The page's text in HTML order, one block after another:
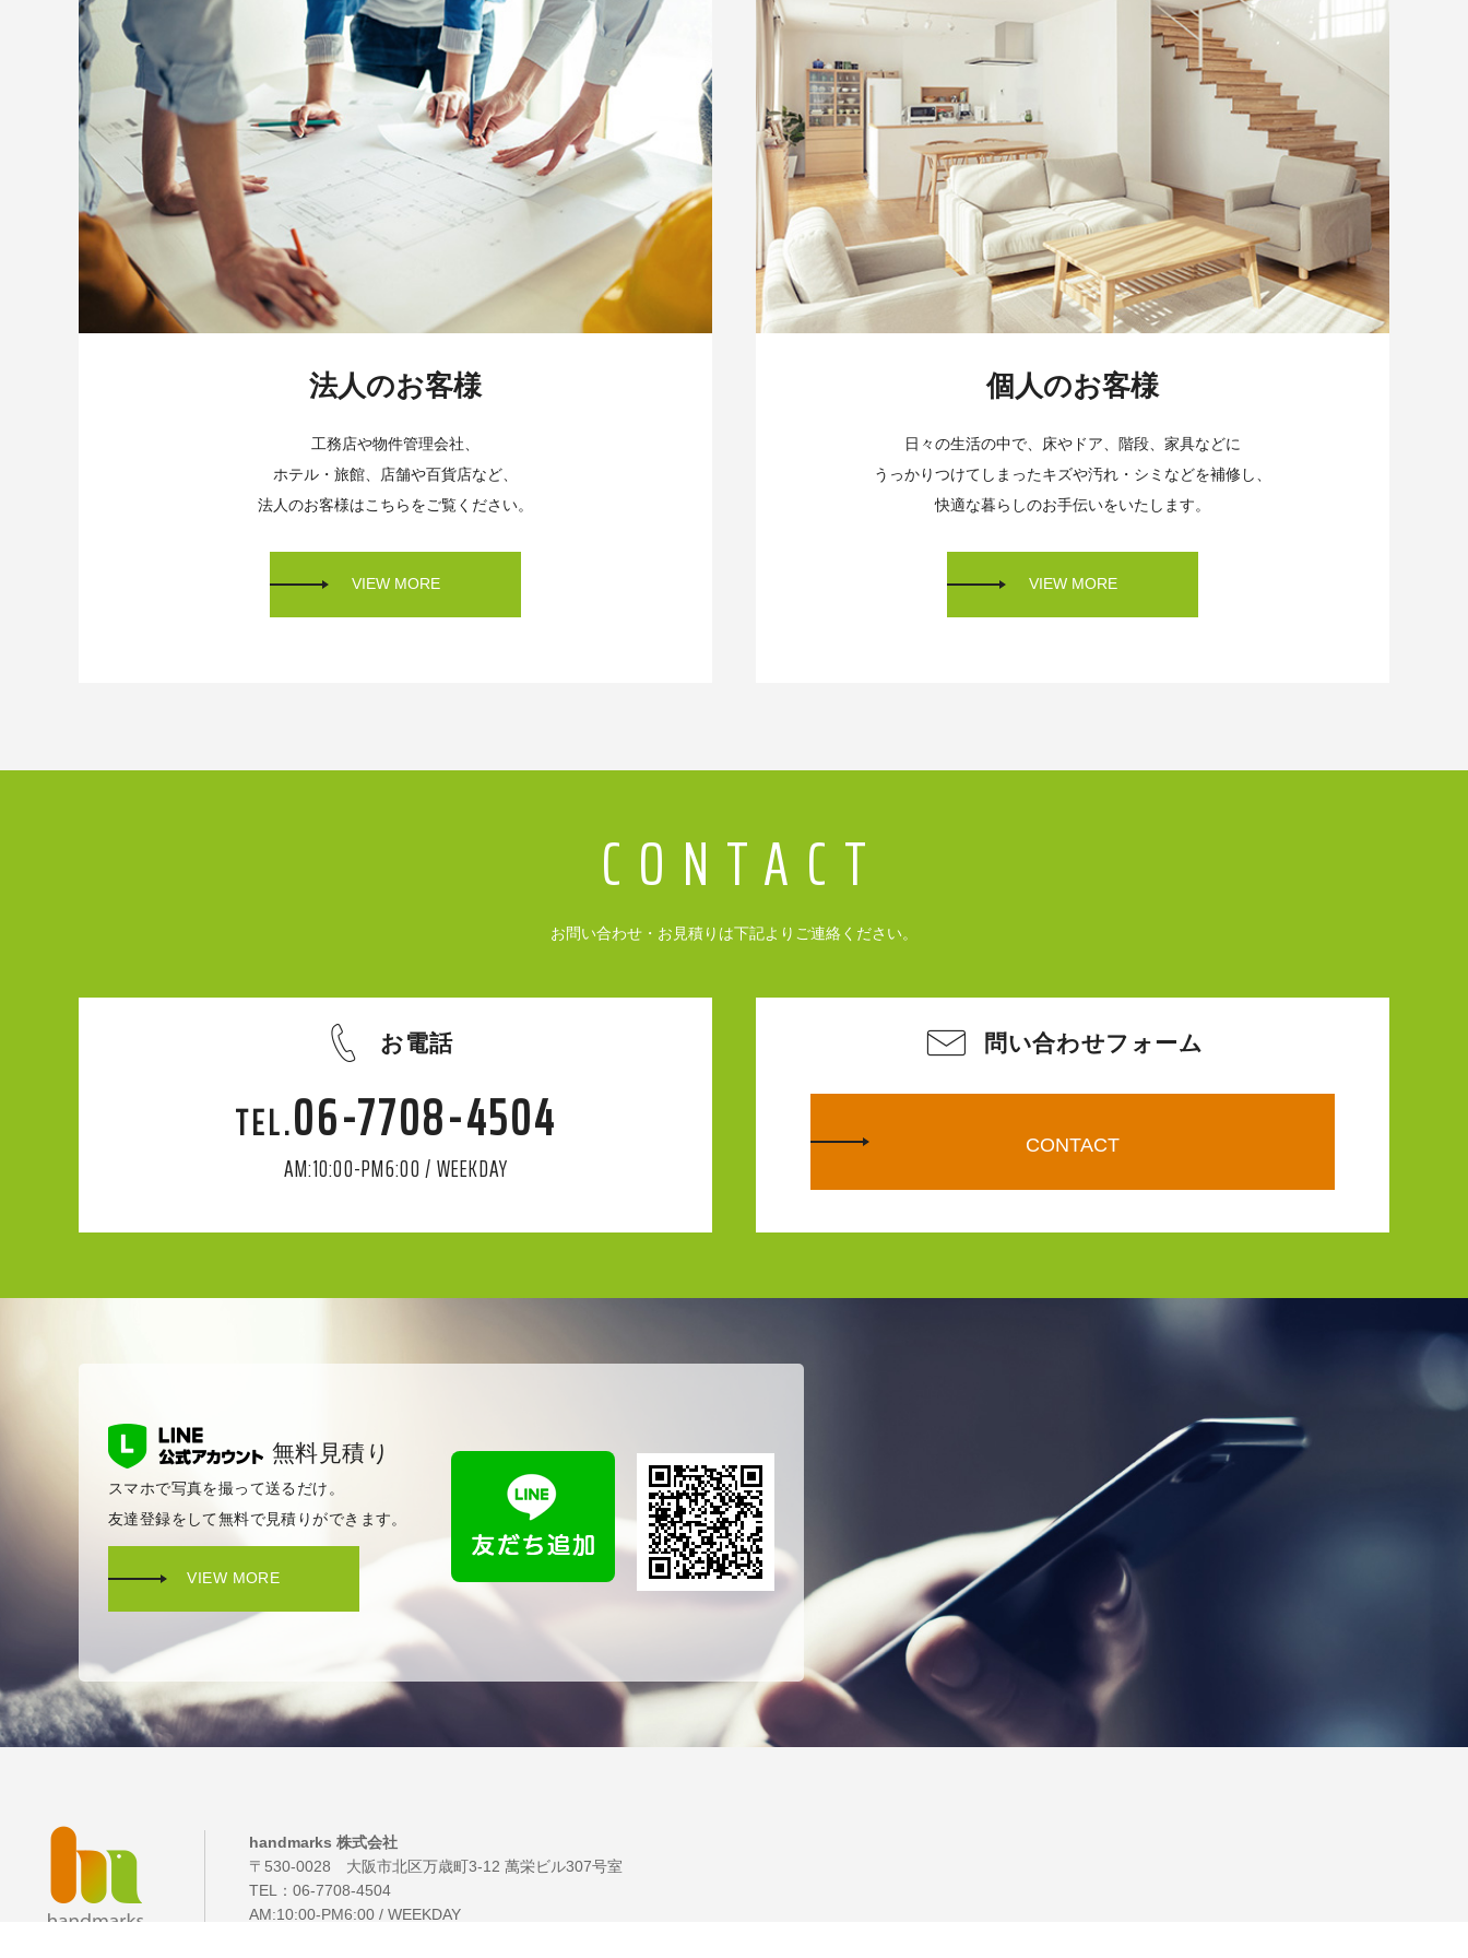
法人のお客様
工務店や物件管理会社、
ホテル・旅館、店舗や百貨店など、
法人のお客様はこちらをご覧ください。
VIEW MORE
個人のお客様
日々の生活の中で、床やドア、階段、家具などに
うっかりつけてしまったキズや汚れ・シミなどを補修し、
快適な暮らしのお手伝いをいたします。
VIEW MORE
お問い合わせ・お見積りは下記よりご連絡ください。
お電話
06-7708-4504
AM:10:00-PM6:00 / WEEKDAY
問い合わせフォーム
CONTACT
無料見積り
スマホで写真を撮って送るだけ。
友達登録をして無料で見積りができます。
VIEW MORE
handmarks 株式会社
〒530-0028 大阪市北区万歳町3-12 萬栄ビル307号室
TEL： 06-7708-4504
AM:10:00-PM6:00 / WEEKDAY